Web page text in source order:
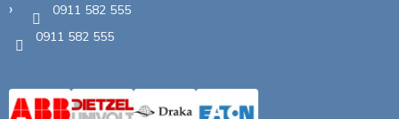
0911 582 555
0911 582 555